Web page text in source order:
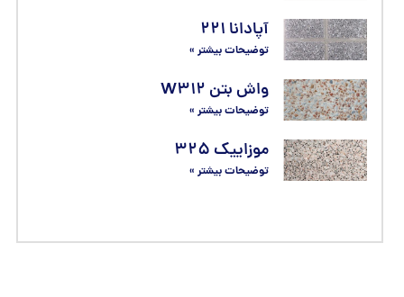
آپادانا ۲۲۱
توضیحات بیشتر »
واش بتن W۳۱۲
توضیحات بیشتر »
موزاییک ۳۲۵
توضیحات بیشتر »